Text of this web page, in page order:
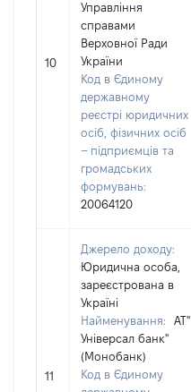
10
Управління
справами
Верховної Ради
України
Код в Єдиному
державному
реєстрі юридичних
осіб, фізичних осіб
– підприємців та
громадських
формувань:
20064120
11
Джерело доходу:
Юридична особа,
зареєстрована в
Україні
Найменування:
АТ"
Універсал банк"
(Монобанк)
Код в Єдиному